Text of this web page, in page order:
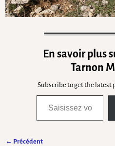
En savoir plus
Tarnon
Subscribe to get the latest
← Précédent